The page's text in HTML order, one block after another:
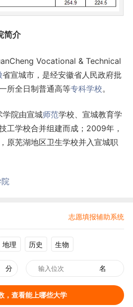
简介
Vocational & Technical
省宣城市，是经安徽省人民政府批
所全日制普通高等专科学校。
院由宣城师范学校、宣城教育学
工学校合并组建而成；2009年，
原芜湖地区卫生学校并入宣城职
志愿填报辅助系统
地理 历史 生物
分 名
，查看能上哪些大学